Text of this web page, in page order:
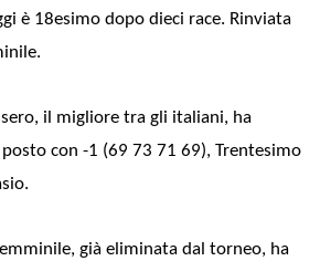
è 18esimo dopo dieci race. Rinviata
il migliore tra gli italiani, ha
con -1 (69 73 71 69), Trentesimo
già eliminata dal torneo, ha